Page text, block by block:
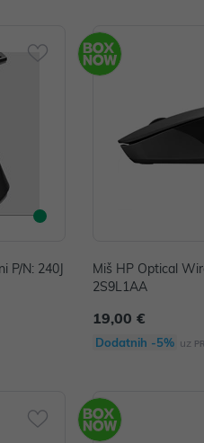
P/N: 240J
Miš HP Optical
2S9L1AA
19,00 €
Dodatnih -5% uz